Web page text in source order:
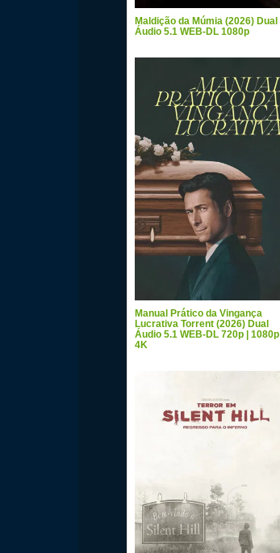
Maldição da Múmia (2026) Dual
Áudio 5.1 WEB-DL 1080p
Manual Prático da Vingança
Lucrativa Torrent (2026) Dual
Áudio 5.1 WEB-DL 720p | 1080p |
4K